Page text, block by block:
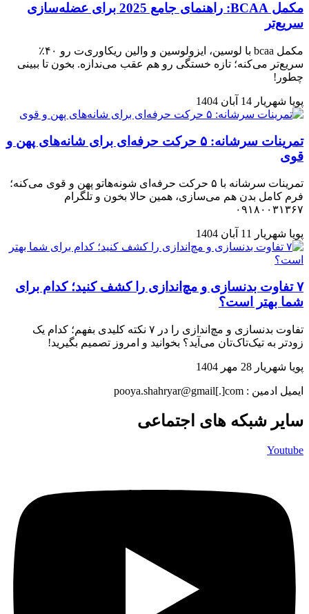
مکمل BCAA: راهنمای جامع 2025 برای عضله‌سازی
سریع‌تر
مکمل bcaa با لوسین، ایزولوسین و والین ریکاوری‌ت رو ۴۰٪
سریع‌تر می‌کنه؛ تازه خستگی رو هم عقب می‌ندازه. بخون تا ببینی
چطور!
پویا شهریار 14 آبان 1404
تمرینات سرشانه: ۵ حرکت حرفه‌ای برای شانه‌های پهن و
قوی
تمرینات سرشانه با ۵ حرکت حرفه‌ای شونه‌هاتو پهن و قوی می‌کنه؛
فرم کامل بدن هم می‌سازی، همین حالا بخون و تلگرام
۰۹۱۸۰۰۳۱۳۶۷
پویا شهریار 11 آبان 1404
۷ تفاوت بدنسازی و مچ‌اندازی را کشف کنید؛ کدام برای
شما بهتر است؟
تفاوت بدنسازی و مچ‌اندازی را در ۷ نکته کلیدی بفهم؛ کدام‌ یک
زودتر به تیک‌تاک‌تان می‌آید؟ بخوانید و امروز تصمیم بگیرید!
پویا شهریار 28 مهر 1404
ایمیل ادمین : pooya.shahryar@gmail[.]com
سایر شبکه های اجتماعی
Youtube